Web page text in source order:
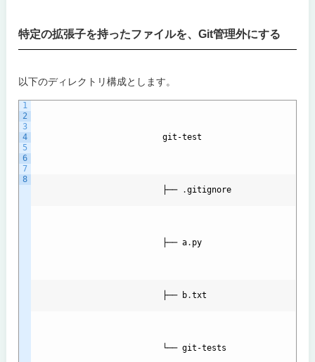
特定の拡張子を持ったファイルを、Git管理外にする
以下のディレクトリ構成とします。
1
2
3
4
5
6
7
8
git -test
                          ├──
.gitignore
                          ├──
a. py
                          ├──
b.txt
                          └──
git -tests